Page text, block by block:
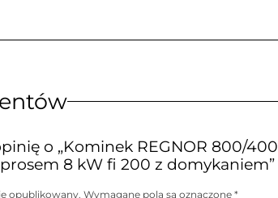
o „Kominek REGNOR 800/400
8 kW fi 200 z domykaniem”
opublikowany. Wymagane pola są oznaczone *